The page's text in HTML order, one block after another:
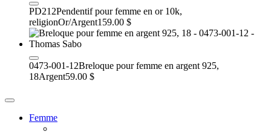
PD212Pendentif pour femme en or 10k,
religionOr/Argent159.00 $
0473-001-12Breloque pour femme en argent 925,
18Argent59.00 $
Femme